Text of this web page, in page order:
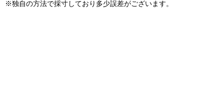
※独自の方法で採寸しており多少誤差がございます。